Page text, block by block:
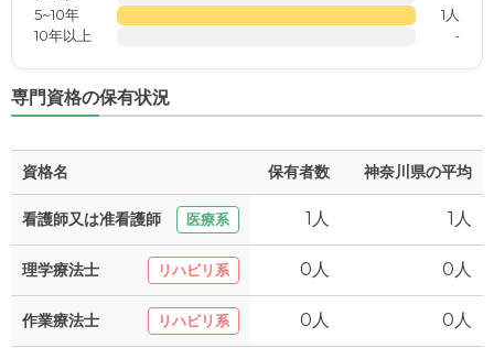
5~10年
1人
10年以上
-
専門資格の保有状況
資格名 保有者数 神奈川県の平均
看護師又は准看護師 医療系 1人 1人
理学療法士 リハビリ系 0人 0人
作業療法士 リハビリ系 0人 0人